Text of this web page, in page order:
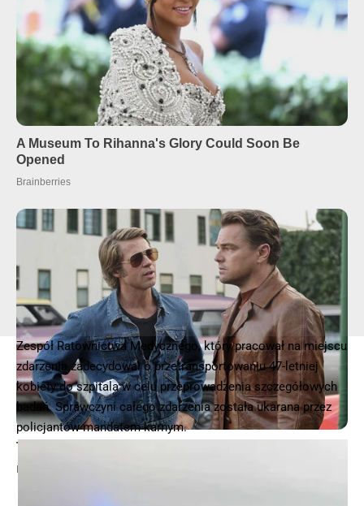
Zespół Ratownictwa Medycznego, który pracował na miejscu
zdarzenia zadecydował o przetransportowaniu 47-letniej
kobiety do szpitala w celu przeprowadzenia szczegółowych
badań. Sprawczyni całego zdarzenia została ukarana przez
policjantów mandatem karnym.